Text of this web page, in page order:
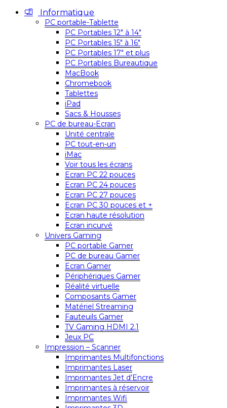
Informatique
PC portable-Tablette
PC Portables 12″ à 14″
PC Portables 15″ à 16″
PC Portables 17″ et plus
PC Portables Bureautique
MacBook
Chromebook
Tablettes
iPad
Sacs & Housses
PC de bureau-Ecran
Unité centrale
PC tout-en-un
iMac
Voir tous les écrans
Ecran PC 22 pouces
Ecran PC 24 pouces
Ecran PC 27 pouces
Ecran PC 30 pouces et +
Ecran haute résolution
Ecran incurvé
Univers Gaming
PC portable Gamer
PC de bureau Gamer
Ecran Gamer
Périphériques Gamer
Réalité virtuelle
Composants Gamer
Matériel Streaming
Fauteuils Gamer
TV Gaming HDMI 2.1
Jeux PC
Impression – Scanner
Imprimantes Multifonctions
Imprimantes Laser
Imprimantes Jet d’Encre
Imprimantes à réservoir
Imprimantes Wifi